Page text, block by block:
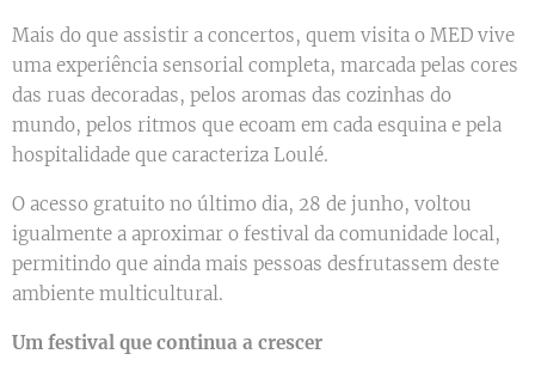
Mais do que assistir a concertos, quem visita o MED vive
uma experiência sensorial completa, marcada pelas cores
das ruas decoradas, pelos aromas das cozinhas do
mundo, pelos ritmos que ecoam em cada esquina e pela
hospitalidade que caracteriza Loulé.
O acesso gratuito no último dia, 28 de junho, voltou
igualmente a aproximar o festival da comunidade local,
permitindo que ainda mais pessoas desfrutassem deste
ambiente multicultural.
Um festival que continua a crescer